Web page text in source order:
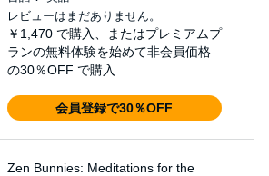
レビューはまだありません。
￥1,470 で購入、またはプレミアムプ
ランの無料体験を始めて非会員価格
の30％OFF で購入
会員登録で30％OFF
Zen Bunnies: Meditations for the